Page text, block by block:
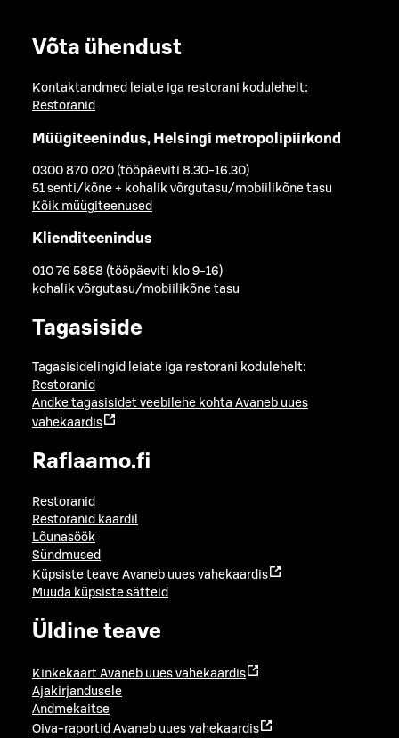
Võta ühendust
Kontaktandmed leiate iga restorani kodulehelt:
Restoranid
Müügiteenindus, Helsingi metropolipiirkond
0300 870 020 (tööpäeviti 8.30-16.30)
51 senti/kõne + kohalik võrgutasu/mobiilikõne tasu
Kõik müügiteenused
Klienditeenindus
010 76 5858 (tööpäeviti klo 9-16)
kohalik võrgutasu/mobiilikõne tasu
Tagasiside
Tagasisidelingid leiate iga restorani kodulehelt:
Restoranid
Andke tagasisidet veebilehe kohta Avaneb uues
vahekaardis
Raflaamo.fi
Restoranid
Restoranid kaardil
Lõunasöök
Sündmused
Küpsiste teave Avaneb uues vahekaardis
Muuda küpsiste sätteid
Üldine teave
Kinkekaart Avaneb uues vahekaardis
Ajakirjandusele
Andmekaitse
Oiva-raportid Avaneb uues vahekaardis